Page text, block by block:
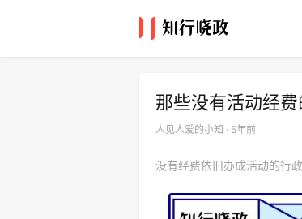
那些没有活动经费
人见人爱的小知 · 5年前
没有经费依旧办成活动的行